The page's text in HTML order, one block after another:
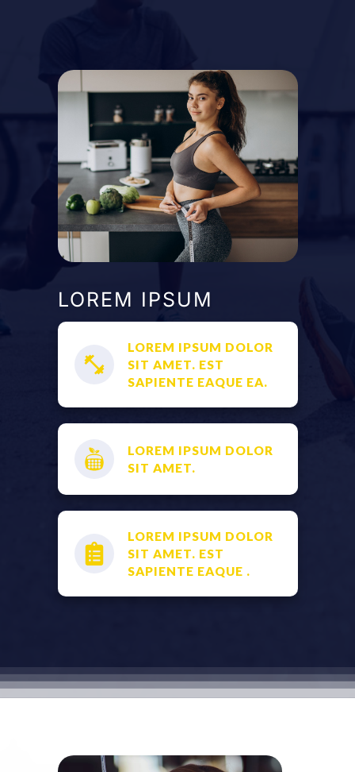
LOREM IPSUM
LOREM IPSUM DOLOR
SIT AMET. EST
SAPIENTE EAQUE EA.
LOREM IPSUM DOLOR
SIT AMET.
LOREM IPSUM DOLOR
SIT AMET. EST
SAPIENTE EAQUE .